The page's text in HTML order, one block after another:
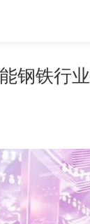
钢铁行